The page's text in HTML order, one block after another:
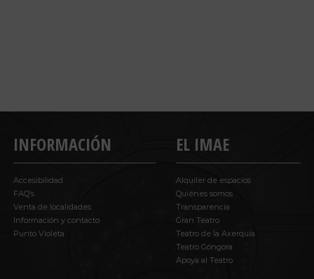
INFORMACIÓN
Accesibilidad
FAQ’s
Venta de localidades
Información y contacto
Punto Violeta
EL IMAE
Alquiler de espacios
Quiénes somos
Transparencia
Gran Teatro
Teatro de la Axerquía
Teatro Góngora
Apoya al Teatro